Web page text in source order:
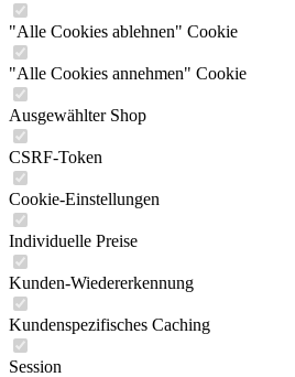
"Alle Cookies ablehnen" Cookie
"Alle Cookies annehmen" Cookie
Ausgewählter Shop
CSRF-Token
Cookie-Einstellungen
Individuelle Preise
Kunden-Wiedererkennung
Kundenspezifisches Caching
Session